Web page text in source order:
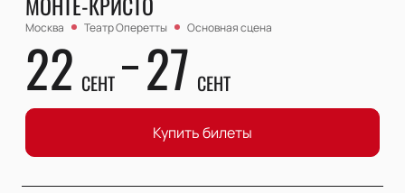
Москва Театр Оперетты Основная сцена
22 СЕНТ 27 СЕНТ
Купить билеты